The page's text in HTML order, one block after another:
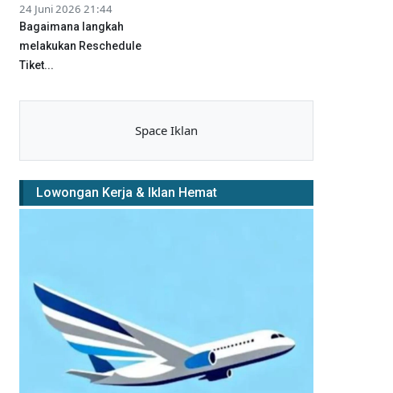
24 Juni 2026 21:44
Bagaimana langkah
melakukan Reschedule
Tiket...
Space Iklan
Lowongan Kerja & Iklan Hemat